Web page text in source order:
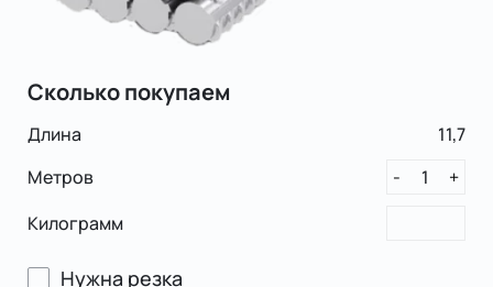
Сколько покупаем
Длина
11,7
Метров
- 1
+
Килограмм
Нужна резка